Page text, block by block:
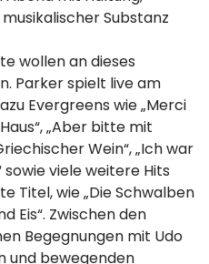
Substanz
wollen an dieses
Parker spielt live am
Evergreens wie „Merci
„Aber bitte mit
Wein“, „Ich war
sowie viele weitere Hits
Titel, wie „Die Schwalben
Eis“. Zwischen den
Begegnungen mit Udo
und bewegenden